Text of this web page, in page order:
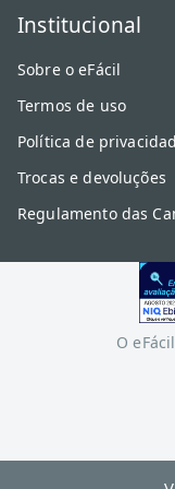
Institucional
Sobre o eFácil
Termos de uso
Política de
Trocas e devoluções
Regulamento das
O